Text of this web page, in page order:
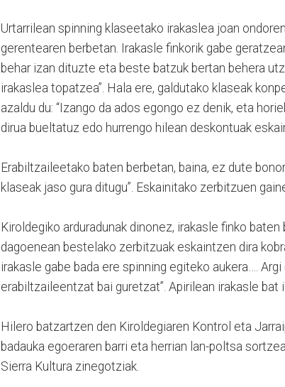
Urtarrilean spinning klaseetako irakaslea joan
gerentearen berbetan. Irakasle finkorik gabe
behar izan dituzte eta beste batzuk bertan behera
irakaslea topatzea”. Hala ere, galdutako klaseak
azaldu du: “Izango da ados egongo ez denik, eta
dirua bueltatuz edo hurrengo hilean deskontuak
Erabiltzaileetako baten berbetan, baina, ez dute
klaseak jaso gura ditugu”. Eskainitako zerbitzuen
Kiroldegiko arduradunak dinonez, irakasle finko
dagoenean bestelako zerbitzuak eskaintzen dira
irakasle gabe bada ere spinning egiteko aukera….
erabiltzaileentzat bai guretzat”. Apirilean irakasle
Hilero batzartzen den Kiroldegiaren Kontrol eta
badauka egoeraren barri eta herrian lan-poltsa
Sierra Kultura zinegotziak.